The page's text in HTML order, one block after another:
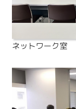
ネットワーク室